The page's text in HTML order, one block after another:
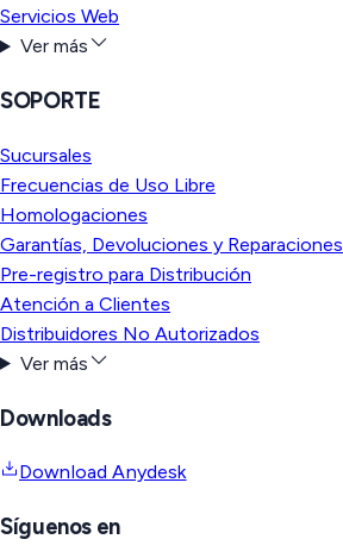
Servicios Web
Ver más
SOPORTE
Sucursales
Frecuencias de Uso Libre
Homologaciones
Garantías, Devoluciones y Reparaciones
Pre-registro para Distribución
Atención a Clientes
Distribuidores No Autorizados
Ver más
Downloads
Download Anydesk
Síguenos en